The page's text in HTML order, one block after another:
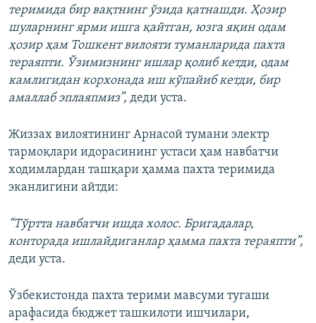
теримида бир вақтнинг ўзида қатнашди. Ҳозир
шуларнинг ярми ишга қайтган, юзга яқин одам
ҳозир ҳам Тошкент вилояти туманларида пахта
тераяпти. Ўзимизнинг ишлар қолиб кетди, одам
камлигидан корхонада иш кўпайиб кетди, бир
амаллаб эплаяпмиз”, деди уста.
Жиззах вилоятининг Арнасой тумани электр
тармоқлари идорасининг устаси ҳам навбатчи
ходимлардан ташқари ҳамма пахта теримида
эканлигини айтди:
“Тўртта навбатчи ишда холос. Бригадалар,
конторада ишлайдиганлар ҳамма пахта тераяпти”,
деди уста.
Ўзбекистонда пахта терими мавсуми тугаши
арафасида бюджет ташкилоти ишчилари,